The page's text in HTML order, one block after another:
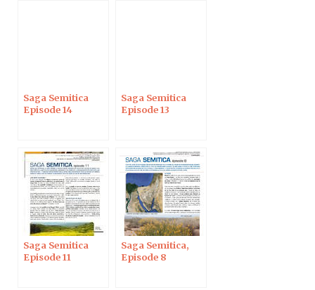
Saga Semitica
Episode 14
Saga Semitica
Episode 13
Saga Semitica
Episode 11
Saga Semitica,
Episode 8